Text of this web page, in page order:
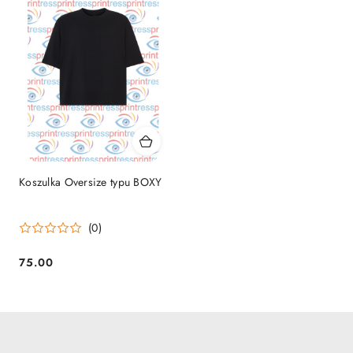
Koszulka Oversize typu BOXY
(0)
Cena:
75.00